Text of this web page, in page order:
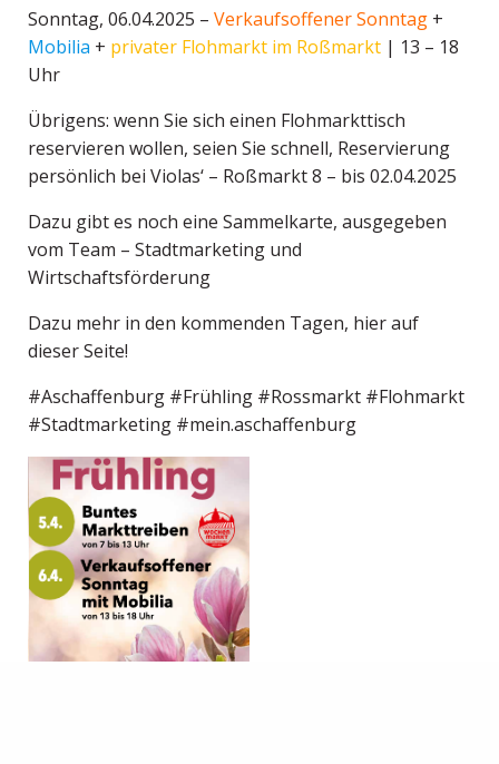
Sonntag, 06.04.2025 – Verkaufsoffener Sonntag +
Mobilia + privater Flohmarkt im Roßmarkt | 13 – 18
Uhr
Übrigens: wenn Sie sich einen Flohmarkttisch
reservieren wollen, seien Sie schnell, Reservierung
persönlich bei Violas‘ – Roßmarkt 8 – bis 02.04.2025
Dazu gibt es noch eine Sammelkarte, ausgegeben
vom Team – Stadtmarketing und
Wirtschaftsförderung
Dazu mehr in den kommenden Tagen, hier auf
dieser Seite!
#Aschaffenburg #Frühling #Rossmarkt #Flohmarkt
#Stadtmarketing #mein.aschaffenburg